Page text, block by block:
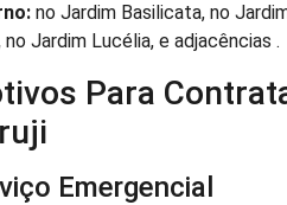
no Jardim Basilicata, no
no Jardim Lucélia, e adjacências .
Para
Emergencial